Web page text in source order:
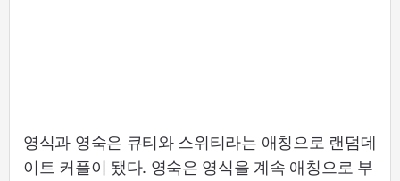
영식과 영숙은 큐티와 스위티라는 애칭으로 랜덤데
이트 커플이 됐다. 영숙은 영식을 계속 애칭으로 부